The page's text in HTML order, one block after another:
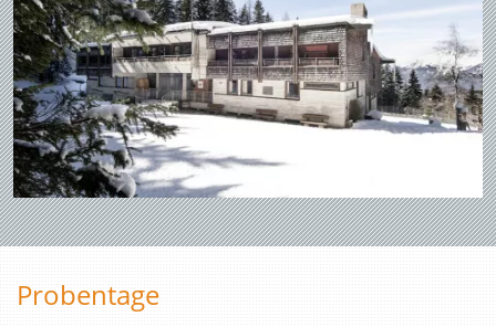
Probentage